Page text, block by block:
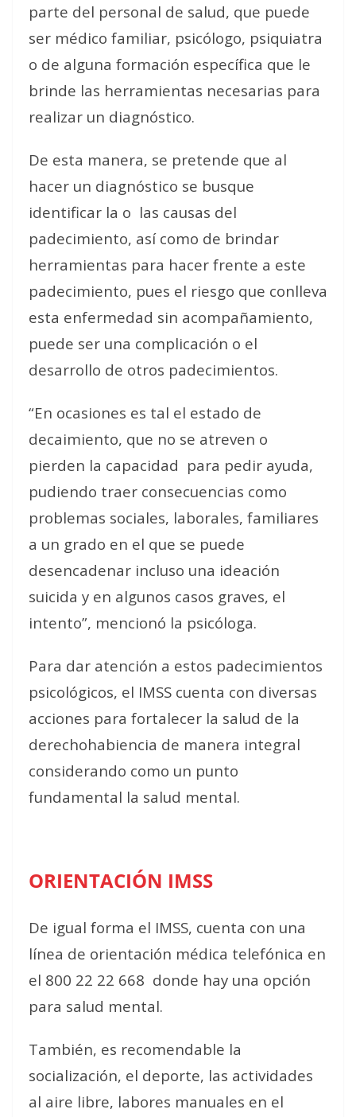
parte del personal de salud, que puede
ser médico familiar, psicólogo, psiquiatra
o de alguna formación específica que le
brinde las herramientas necesarias para
realizar un diagnóstico.
De esta manera, se pretende que al
hacer un diagnóstico se busque
identificar la o las causas del
padecimiento, así como de brindar
herramientas para hacer frente a este
padecimiento, pues el riesgo que conlleva
esta enfermedad sin acompañamiento,
puede ser una complicación o el
desarrollo de otros padecimientos.
“En ocasiones es tal el estado de
decaimiento, que no se atreven o
pierden la capacidad para pedir ayuda,
pudiendo traer consecuencias como
problemas sociales, laborales, familiares
a un grado en el que se puede
desencadenar incluso una ideación
suicida y en algunos casos graves, el
intento”, mencionó la psicóloga.
Para dar atención a estos padecimientos
psicológicos, el IMSS cuenta con diversas
acciones para fortalecer la salud de la
derechohabiencia de manera integral
considerando como un punto
fundamental la salud mental.
ORIENTACIÓN IMSS
De igual forma el IMSS, cuenta con una
línea de orientación médica telefónica en
el 800 22 22 668 donde hay una opción
para salud mental.
También, es recomendable la
socialización, el deporte, las actividades
al aire libre, labores manuales en el